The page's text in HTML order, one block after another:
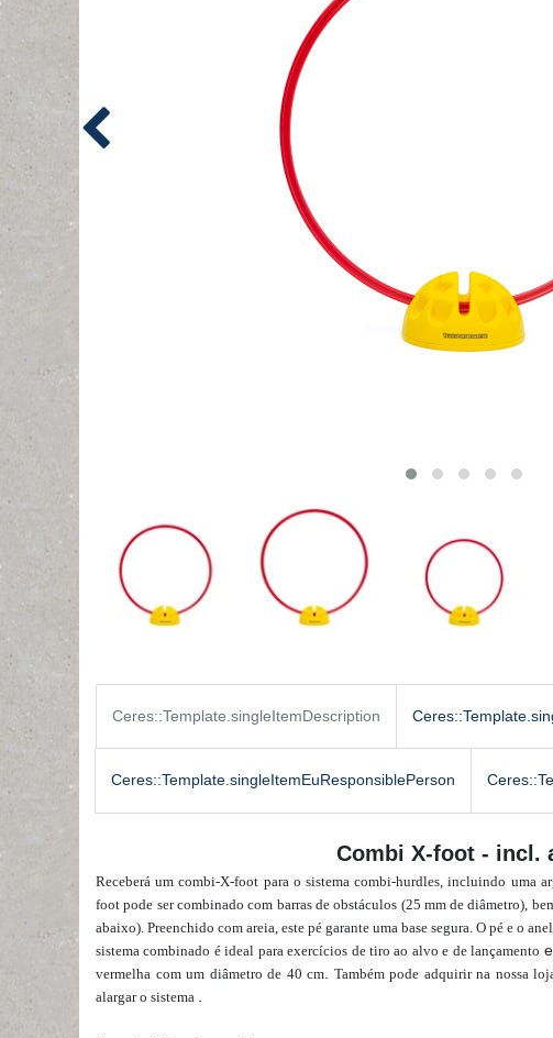
Ceres::Template.singleItemDescription
Ceres::Template.singleItemEuResponsiblePerson
Combi X-foot - incl.
Receberá um combi-X-foot para o sistema combi-hurdles, incluindo uma
foot pode ser combinado com barras de obstáculos (25 mm de diâmetro),
abaixo). Preenchido com areia, este pé garante uma base segura. O pé e o
sistema combinado é ideal para exercícios de tiro ao alvo e de lançamento
vermelha com um diâmetro de 40 cm Também pode adquirir na nossa
alargar o sistema